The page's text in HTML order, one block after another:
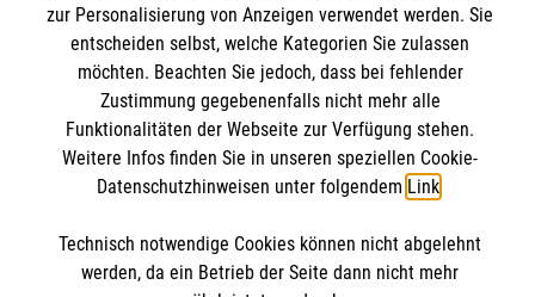
Internationale Kurskonzepte
Kontakt
Impressum
Datenschutz
AGB
Malteser online
Malteserorden
Malteser International
Mediathek
Soziale Netzwerke
zur Personalisierung von Anzeigen verwendet werden. Sie
entscheiden selbst, welche Kategorien Sie zulassen
möchten. Beachten Sie jedoch, dass bei fehlender
Zustimmung gegebenenfalls nicht mehr alle
Funktionalitäten der Webseite zur Verfügung stehen.
Weitere Infos finden Sie in unseren speziellen Cookie-
Datenschutzhinweisen unter folgendem Link.
Technisch notwendige Cookies können nicht abgelehnt
werden, da ein Betrieb der Seite dann nicht mehr